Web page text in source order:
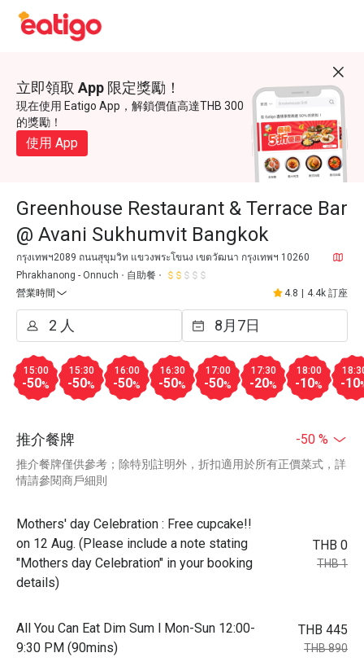
立即領取 App 限定獎勵！
現在使用 Eatigo App，解鎖價值高達THB 300
的獎勵！
使用 App
Greenhouse Restaurant & Terrace Bar
@ Avani Sukhumvit Bangkok
กรุงเทพฯ2089 ถนนสุขุมวิท แขวงพระโขนง เขตวัฒนา กรุงเทพฯ 10260
Phrakhanong - Onnuch
自助餐
營業時間
4.8 4.4k 訂座
15:00
-50%
15:30
-50%
16:00
-50%
16:30
-50%
17:00
-50%
17:30
-20%
18:00
-10% -10
推介餐牌 -50 %
推介餐牌僅供參考；除特別註明外，折扣適用於所有正價菜式，詳
情請參閱商戶細則
Mothers' day Celebration : Free cupcake!!
on 12 Aug. (Please include a note stating
"Mothers day Celebration" in your booking
details)
THB 0
THB 1
All You Can Eat Dim Sum l Mon-Sun 12:00-
9:30 PM (90mins)
THB 445
THB 890